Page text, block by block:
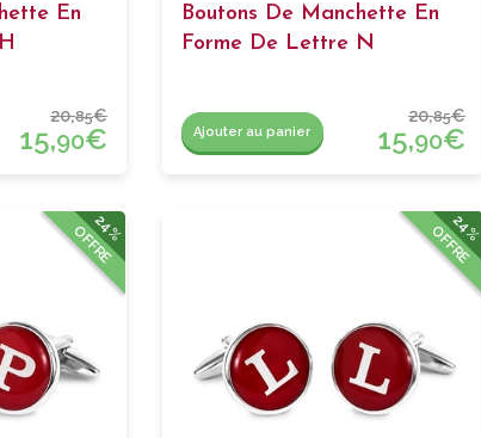
En
20,85€
15,90€
Boutons De Manchette En
Forme De Lettre N
Ajouter au panier
20,85€
15,90€
24%
OFFRE 24%
OFFRE